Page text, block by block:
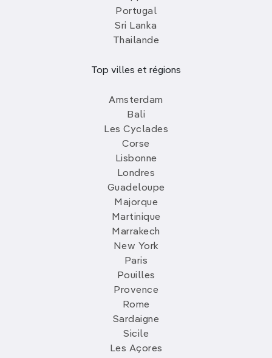
Portugal
Sri Lanka
Thailande
Top villes et régions
Amsterdam
Bali
Les Cyclades
Corse
Lisbonne
Londres
Guadeloupe
Majorque
Martinique
Marrakech
New York
Paris
Pouilles
Provence
Rome
Sardaigne
Sicile
Les Açores